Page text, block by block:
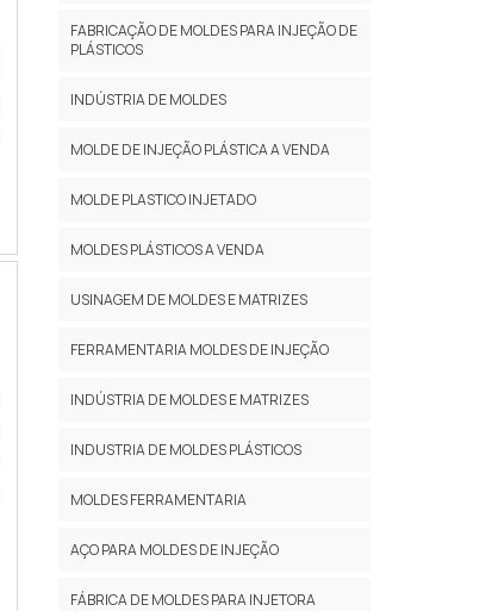
FABRICAÇÃO DE MOLDES PARA INJEÇÃO DE
PLÁSTICOS
INDÚSTRIA DE MOLDES
MOLDE DE INJEÇÃO PLÁSTICA A VENDA
MOLDE PLASTICO INJETADO
MOLDES PLÁSTICOS A VENDA
USINAGEM DE MOLDES E MATRIZES
FERRAMENTARIA MOLDES DE INJEÇÃO
INDÚSTRIA DE MOLDES E MATRIZES
INDUSTRIA DE MOLDES PLÁSTICOS
MOLDES FERRAMENTARIA
AÇO PARA MOLDES DE INJEÇÃO
FÁBRICA DE MOLDES PARA INJETORA